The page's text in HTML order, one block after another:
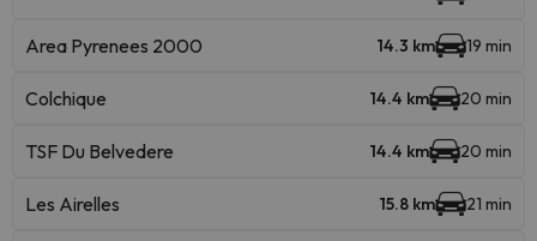
Area Pyrenees 2000 14.3 km 19 min
Colchique 14.4 km 20 min
TSF Du Belvedere 14.4 km 20 min
Les Airelles 15.8 km 21 min